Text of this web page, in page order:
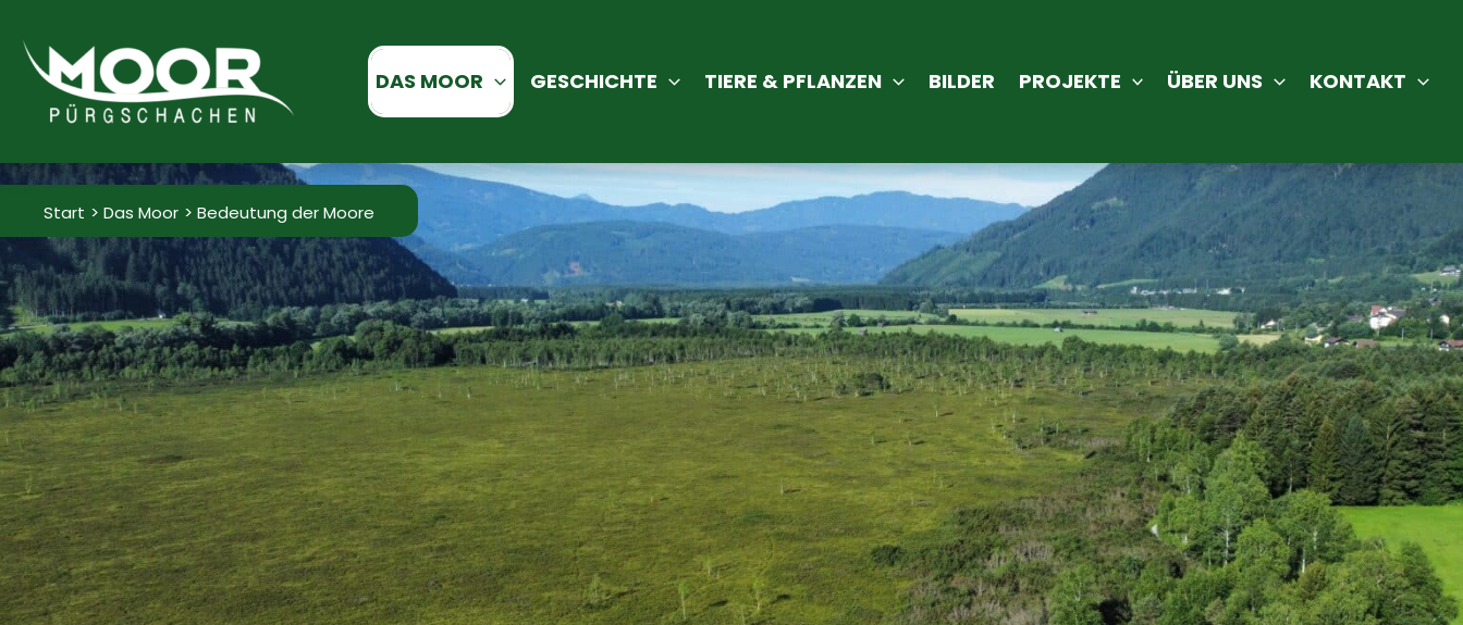
Inhalt
springen
DAS MOOR GESCHICHTE TIERE & PFLANZEN BILDER PROJEKTE ÜBER UNS KONTAKT
Start Das Moor Bedeutung der Moore